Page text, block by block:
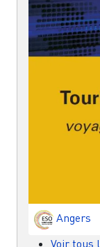
Angers
Voir tous